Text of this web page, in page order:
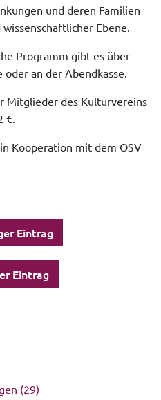
und deren Familien
Ebene.
Programm gibt es über
an der Abendkasse.
Mitglieder des Kulturvereins
€.
Kooperation mit dem OSV
Eintrag
Eintrag
(29)